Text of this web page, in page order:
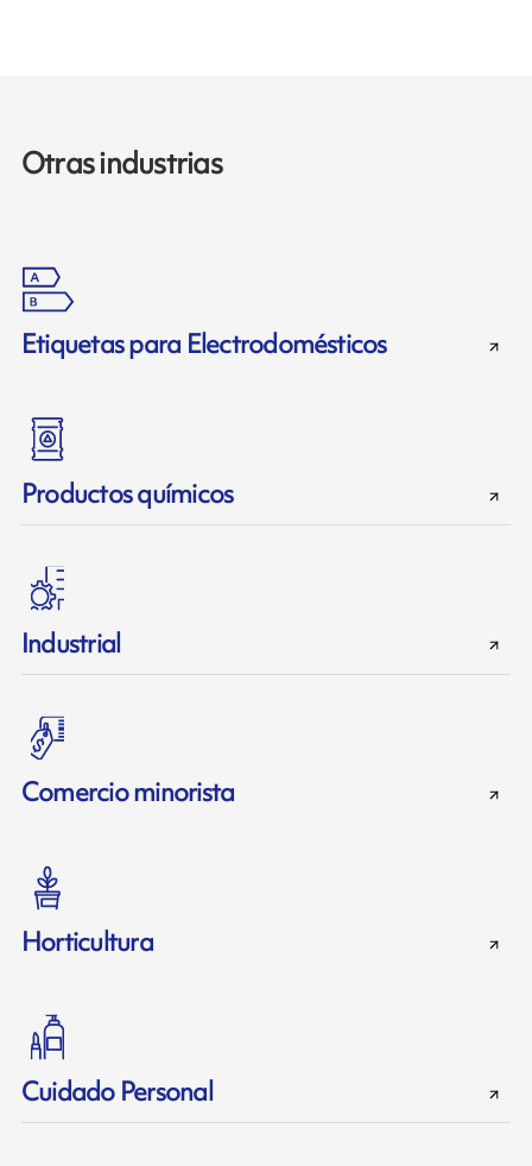
Otras industrias
Etiquetas para Electrodomésticos
Productos químicos
Industrial
Comercio minorista
Horticultura
Cuidado Personal